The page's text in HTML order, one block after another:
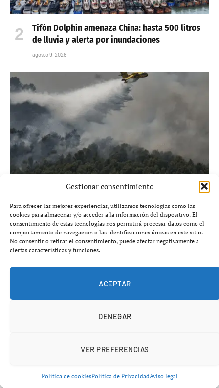
Gestionar consentimiento
Para ofrecer las mejores experiencias, utilizamos tecnologías como las
cookies para almacenar y/o acceder a la información del dispositivo. El
consentimiento de estas tecnologías nos permitirá procesar datos como el
comportamiento de navegación o las identificaciones únicas en este sitio.
No consentir o retirar el consentimiento, puede afectar negativamente a
ciertas características y funciones.
ACEPTAR
DENEGAR
VER PREFERENCIAS
Política de cookiesPolítica de PrivacidadAviso legal
Tifón Dolphin amenaza China: hasta 500 litros
de lluvia y alerta por inundaciones
agosto 9, 2026
hidroaviones: 22,8 millones adjudicados y
ningún aparato modernizado
agosto 9, 2026